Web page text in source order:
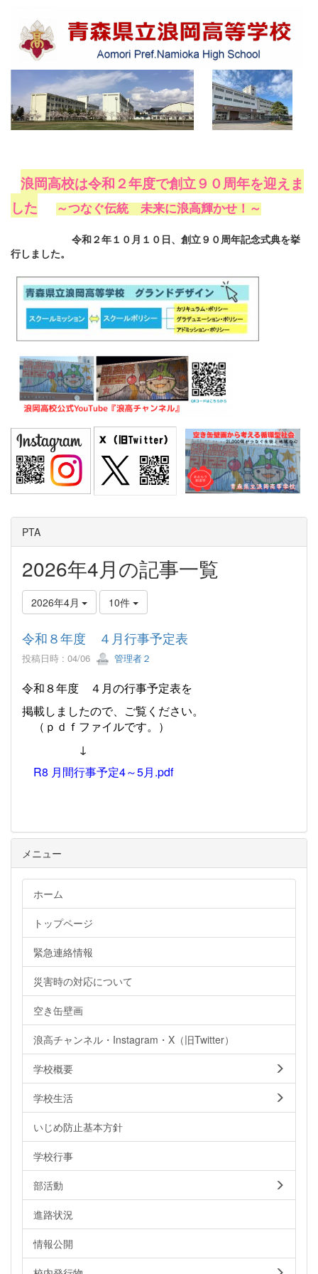
浪岡高校は令和２年度で創立９０周年を迎えま
した
～つなぐ伝統 未来に浪高輝かせ！～
令和２年１０月１０日、創立９０周年記念式典を挙
行しました。
PTA
2026年4月の記事一覧
2026年4月 10件
令和８年度 ４月行事予定表
投稿日時 : 04/06 管理者２
令和８年度 ４月の行事予定表を
掲載しましたので、ご覧ください。
（ｐｄｆファイルです。）
↓
R8 月間行事予定4～5月.pdf
メニュー
ホーム
トップページ
緊急連絡情報
災害時の対応について
空き缶壁画
浪高チャンネル・Instagram・X（旧Twitter）
学校概要
学校生活
いじめ防止基本方針
学校行事
部活動
進路状況
情報公開